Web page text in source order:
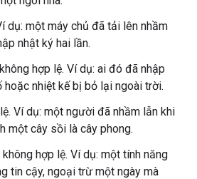
dụ: một máy chủ đã tải lên nhầm
nhật ký hai lần.
hợp lệ. Ví dụ: ai đó đã nhập
nhiệt kế bị bỏ lại ngoài trời.
Ví dụ: một người đã nhầm lẫn khi
một cây sồi là cây phong.
hợp lệ. Ví dụ: một tính năng
tin cậy, ngoại trừ một ngày mà